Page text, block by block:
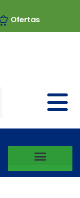
Ofertas